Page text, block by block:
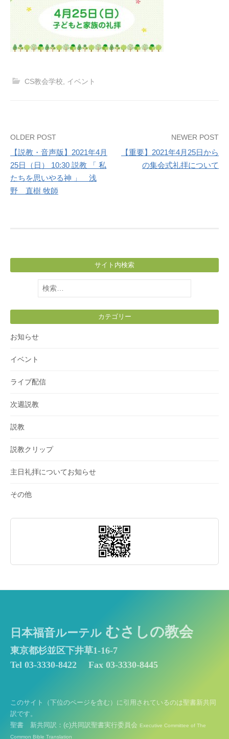
CS教会学校 イベント
Post
navigation
OLDER POST
【説教・音声版】2021年4月
25日（日） 10:30 説教 「 私
たちを思いやる神 」 浅
野 直樹 牧師
NEWER POST
【重要】2021年4月25日から
の集会式礼拝について
サイト内検索
検
索:
カテゴリー
お知らせ
イベント
ライブ配信
次週説教
説教
説教クリップ
主日礼拝についてお知らせ
その他
日本福音ルーテル むさしの教会
東京都杉並区下井草1-16-7
Tel 03-3330-8422
Fax 03-3330-8445
このサイト（下位のページを含む）に引用されているのは聖書新共同
訳です。
聖書 新共同訳：(c)共同訳聖書実行委員会 Executive Committee of The
Common Bible Translation